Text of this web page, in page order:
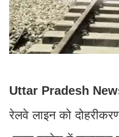
Uttar Pradesh
रेलवे लाइन को